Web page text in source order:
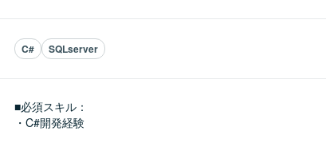
C# SQLserver
■必須スキル：
・C#開発経験